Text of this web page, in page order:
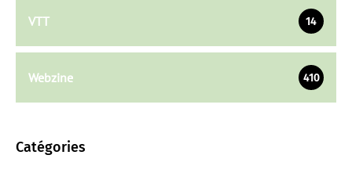
VTT 14
Webzine 410
Catégories